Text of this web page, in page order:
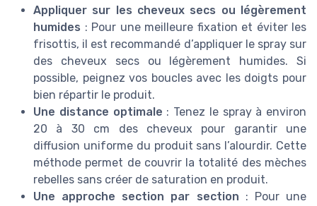
Appliquer sur les cheveux secs ou légèrement
humides : Pour une meilleure fixation et éviter les
frisottis, il est recommandé d’appliquer le spray sur
des cheveux secs ou légèrement humides. Si
possible, peignez vos boucles avec les doigts pour
bien répartir le produit.
Une distance optimale : Tenez le spray à environ
20 à 30 cm des cheveux pour garantir une
diffusion uniforme du produit sans l’alourdir. Cette
méthode permet de couvrir la totalité des mèches
rebelles sans créer de saturation en produit.
Une approche section par section : Pour une